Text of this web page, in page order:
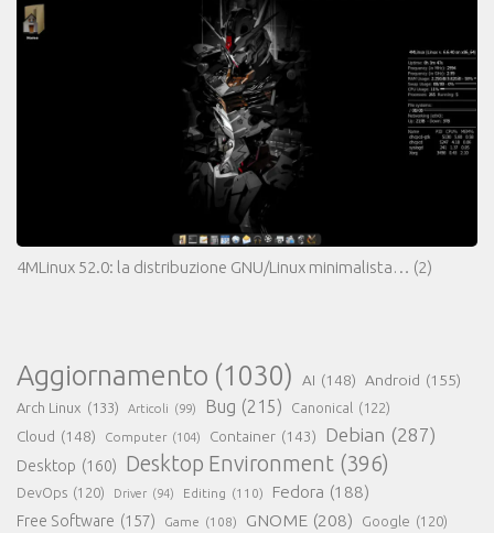
4MLinux 52.0: la distribuzione GNU/Linux minimalista… (2)
Aggiornamento (1030) AI (148) Android (155)
Arch Linux (133) Articoli (99) Bug (215) Canonical (122)
Cloud (148) Computer (104) Container (143) Debian (287)
Desktop (160) Desktop Environment (396)
DevOps (120) Driver (94) Editing (110) Fedora (188)
Free Software (157) Game (108) GNOME (208) Google (120)